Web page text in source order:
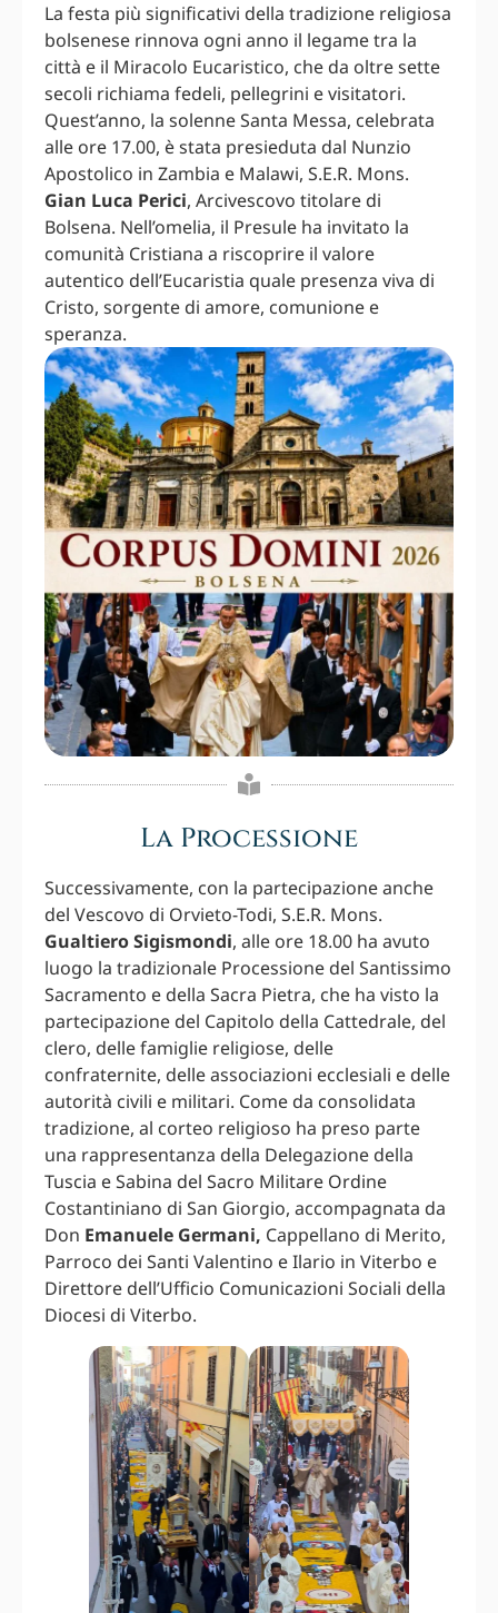
La festa più significativi della tradizione religiosa
bolsenese rinnova ogni anno il legame tra la
città e il Miracolo Eucaristico, che da oltre sette
secoli richiama fedeli, pellegrini e visitatori.
Quest’anno, la solenne Santa Messa, celebrata
alle ore 17.00, è stata presieduta dal Nunzio
Apostolico in Zambia e Malawi, S.E.R. Mons.
Gian Luca Perici, Arcivescovo titolare di
Bolsena. Nell’omelia, il Presule ha invitato la
comunità Cristiana a riscoprire il valore
autentico dell’Eucaristia quale presenza viva di
Cristo, sorgente di amore, comunione e
speranza.
La Processione
Successivamente, con la partecipazione anche
del Vescovo di Orvieto-Todi, S.E.R. Mons.
Gualtiero Sigismondi, alle ore 18.00 ha avuto
luogo la tradizionale Processione del Santissimo
Sacramento e della Sacra Pietra, che ha visto la
partecipazione del Capitolo della Cattedrale, del
clero, delle famiglie religiose, delle
confraternite, delle associazioni ecclesiali e delle
autorità civili e militari. Come da consolidata
tradizione, al corteo religioso ha preso parte
una rappresentanza della Delegazione della
Tuscia e Sabina del Sacro Militare Ordine
Costantiniano di San Giorgio, accompagnata da
Don Emanuele Germani, Cappellano di Merito,
Parroco dei Santi Valentino e Ilario in Viterbo e
Direttore dell’Ufficio Comunicazioni Sociali della
Diocesi di Viterbo.